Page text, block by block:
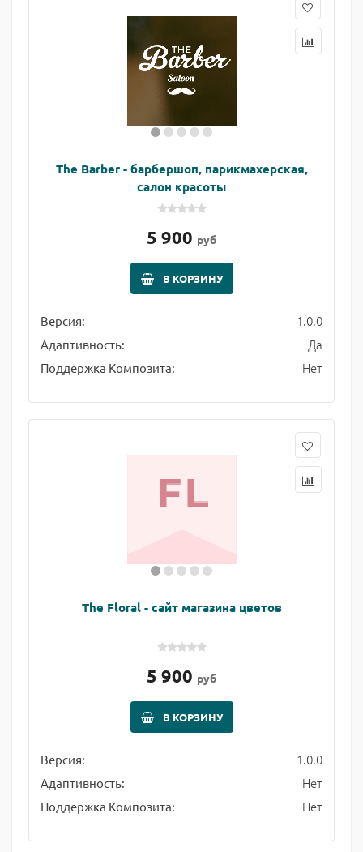
The Barber - барбершоп, парикмахерская,
салон красоты
5 900 руб
В КОРЗИНУ
Версия: 1.0.0
Адаптивность: Да
Поддержка Композита: Нет
The Floral - сайт магазина цветов
5 900 руб
В КОРЗИНУ
Версия: 1.0.0
Адаптивность: Нет
Поддержка Композита: Нет